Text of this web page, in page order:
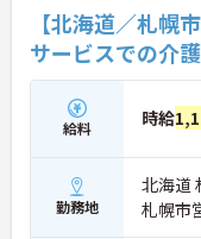
【北海道／札
サービスでの介
給料 時給
勤務地
北海道
札幌市